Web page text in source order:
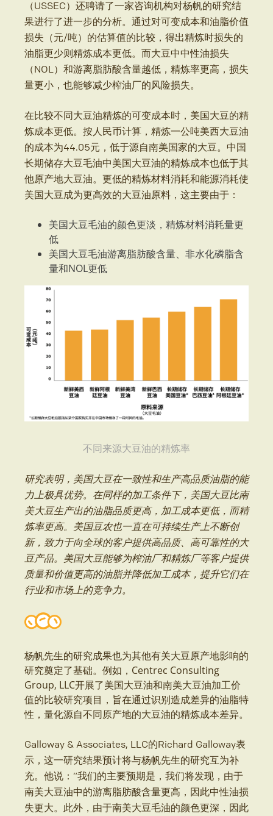
（USSEC）还聘请了一家咨询机构对杨帆的研究结
果进行了进一步的分析。通过对可变成本和油脂价值
损失（元/吨）的估算值的比较，得出精炼时损失的
油脂更少则精炼成本更低。而大豆中中性油损失
（NOL）和游离脂肪酸含量越低，精炼率更高，损失
量更小，也能够减少榨油厂的风险损失。
在比较不同大豆油精炼的可变成本时，美国大豆的精
炼成本更低。按人民币计算，精炼一公吨美西大豆油
的成本为44.05元，低于源自南美国家的大豆。中国
长期储存大豆毛油中美国大豆油的精炼成本也低于其
他原产地大豆油。更低的精炼材料消耗和能源消耗使
美国大豆成为更高效的大豆油原料，这主要由于：
美国大豆毛油的颜色更淡，精炼材料消耗量更
低
美国大豆毛油游离脂肪酸含量、非水化磷脂含
量和NOL更低
不同来源大豆油的精炼率
研究表明，美国大豆在一致性和生产高品质油脂的能
力上极具优势。在同样的加工条件下，美国大豆比南
美大豆生产出的油脂品质更高，加工成本更低，而精
炼率更高。美国豆农也一直在可持续生产上不断创
新，致力于向全球的客户提供高品质、高可靠性的大
豆产品。美国大豆能够为榨油厂和精炼厂等客户提供
质量和价值更高的油脂并降低加工成本，提升它们在
行业和市场上的竞争力。
杨帆先生的研究成果也为其他有关大豆原产地影响的
研究奠定了基础。例如，Centrec Consulting
Group, LLC开展了美国大豆油和南美大豆油加工价
值的比较研究项目，旨在通过识别造成差异的油脂特
性，量化源自不同原产地的大豆油的精炼成本差异。
Galloway & Associates, LLC的Richard Galloway表
示，这一研究结果预计将与杨帆先生的研究互为补
充。他说：“我们的主要预期是，我们将发现，由于
南美大豆油中的游离脂肪酸含量更高，因此中性油损
失更大。此外，由于南美大豆毛油的颜色更深，因此